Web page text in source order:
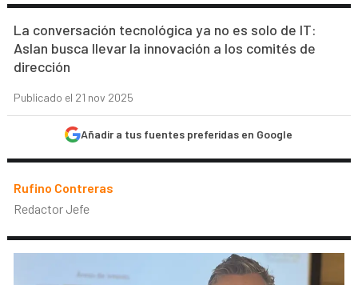
La conversación tecnológica ya no es solo de IT:
Aslan busca llevar la innovación a los comités de
dirección
Publicado el 21 nov 2025
Añadir a tus fuentes preferidas en Google
Rufino Contreras
Redactor Jefe